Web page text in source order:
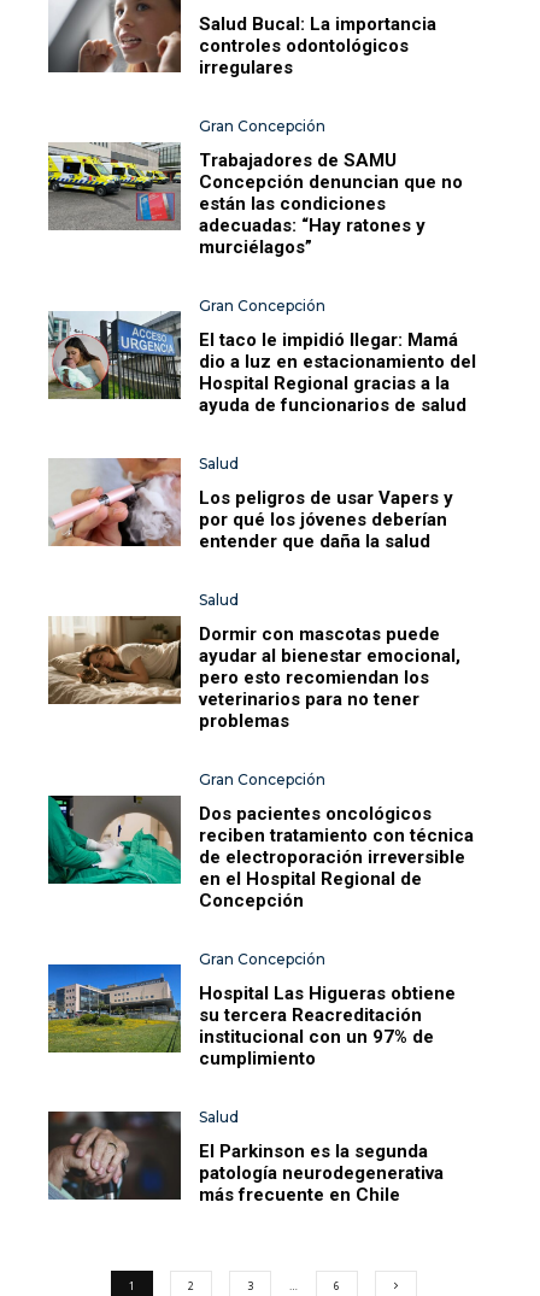
Salud Bucal: La importancia
controles odontológicos
irregulares
Gran Concepción
Trabajadores de SAMU
Concepción denuncian que no
están las condiciones
adecuadas: “Hay ratones y
murciélagos”
Gran Concepción
El taco le impidió llegar: Mamá
dio a luz en estacionamiento del
Hospital Regional gracias a la
ayuda de funcionarios de salud
Salud
Los peligros de usar Vapers y
por qué los jóvenes deberían
entender que daña la salud
Salud
Dormir con mascotas puede
ayudar al bienestar emocional,
pero esto recomiendan los
veterinarios para no tener
problemas
Gran Concepción
Dos pacientes oncológicos
reciben tratamiento con técnica
de electroporación irreversible
en el Hospital Regional de
Concepción
Gran Concepción
Hospital Las Higueras obtiene
su tercera Reacreditación
institucional con un 97% de
cumplimiento
Salud
El Parkinson es la segunda
patología neurodegenerativa
más frecuente en Chile
1 2 3 … 6